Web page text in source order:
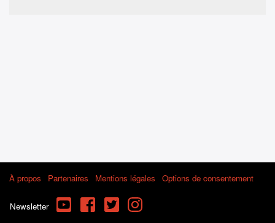
À propos Partenaires Mentions légales Options de consentement
Newsletter YouTube FacebookTwitterInstagram